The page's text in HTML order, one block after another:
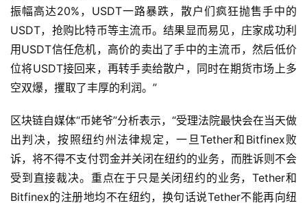
振幅高达20%，USDT一路暴跌，散户们疯狂抛售手中的
USDT，抢购比特币等主流币。结果显而易见，庄家成功利
用USDT信任危机，高价的卖出了手中的主流币，然后低价
位将USDT接回来，再转手卖给散户，同时在期货市场上多
空双爆，攫取了丰厚的利润。”
区块链自媒体“币姥爷”分析表示，“受理法院最快会在当天做
出判决，按照纽约州法律规定，一旦Tether和Bitfinex败
诉，将不得不支付罚金并关闭在纽约的业务，而胜诉则不会
受到直接裁决。重点在于只是关闭纽约的业务，Tether和
Bitfinex的注册地均不在纽约，换句话说Tether不能再向纽